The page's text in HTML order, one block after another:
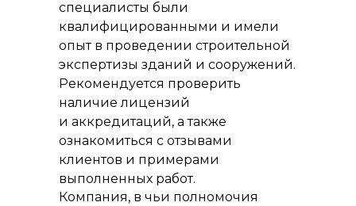
специалисты были
квалифицированными и имели
опыт в проведении строительной
экспертизы зданий и сооружений.
Рекомендуется проверить
наличие лицензий
и аккредитаций, а также
ознакомиться с отзывами
клиентов и примерами
выполненных работ.
Компания, в чьи полномочия